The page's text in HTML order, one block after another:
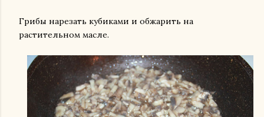
Грибы нарезать кубиками и обжарить на
растительном масле.